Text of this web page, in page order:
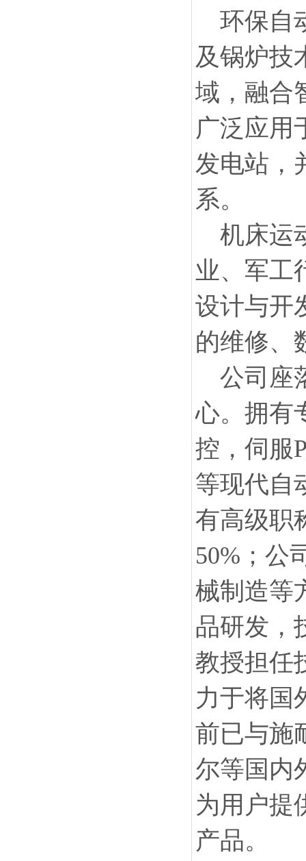
环保自
及锅炉技
域，融合
广泛应用
发电站，
系。
机床运
业、军工
设计与开
的维修、
公司座
心。拥有
控，伺服
等现代自
有高级职
50%；公
械制造等
品研发，
教授担任
力于将国
前已与施
尔等国内
为用户提
产品。